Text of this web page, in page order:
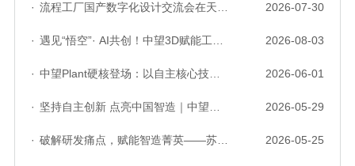
· 流程工厂国产数字化设计交流会在天津召开，中望自主CAD底座助力行业数字化转型实践获广泛关注 2026-07-30
· 遇见“悟空”· AI共创！中望3D赋能工业设计国产化与AI创新升级 2026-08-03
· 中望Plant硬核登场：以自主核心技术，破解流程工业数据一致性与协同困境 2026-06-01
· 坚持自主创新 点亮中国智造｜中望软件亮相第十届中国网络版权保护与发展大会 2026-05-29
· 破解研发痛点，赋能智造菁英——苏州研发菁英 CTO 成长营暨高级人才认证启动会圆满落幕 2026-05-25